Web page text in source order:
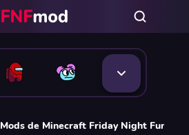
Mods de Minecraft Friday Night Funkin